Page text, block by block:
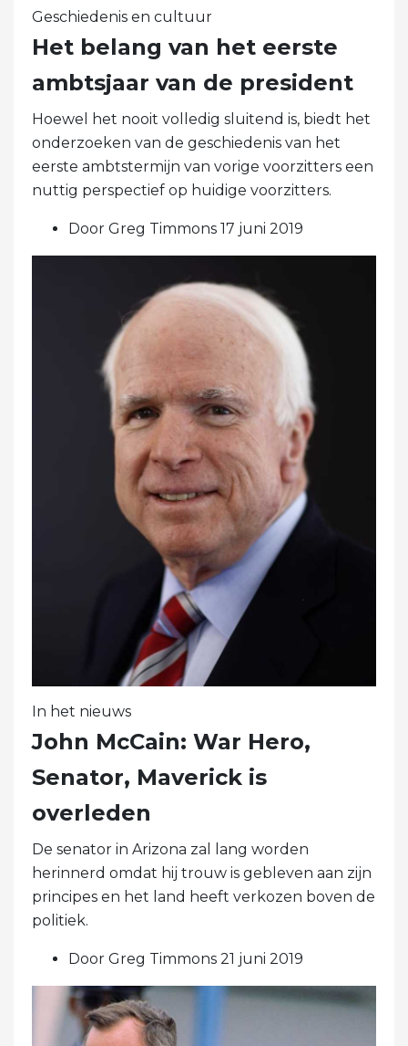
Geschiedenis en cultuur
Het belang van het eerste
ambtsjaar van de president
Hoewel het nooit volledig sluitend is, biedt het
onderzoeken van de geschiedenis van het
eerste ambtstermijn van vorige voorzitters een
nuttig perspectief op huidige voorzitters.
Door Greg Timmons 17 juni 2019
In het nieuws
John McCain: War Hero,
Senator, Maverick is
overleden
De senator in Arizona zal lang worden
herinnerd omdat hij trouw is gebleven aan zijn
principes en het land heeft verkozen boven de
politiek.
Door Greg Timmons 21 juni 2019